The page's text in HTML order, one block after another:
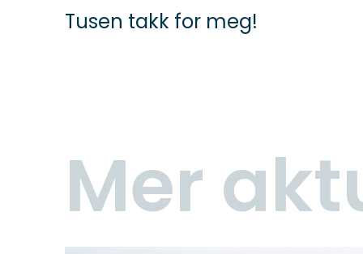
Tusen takk for meg!
Mer